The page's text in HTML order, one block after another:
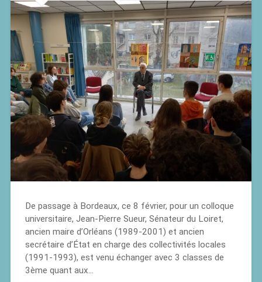
De passage à Bordeaux, ce 8 février, pour un colloque
universitaire, Jean-Pierre Sueur, Sénateur du Loiret,
ancien maire d’Orléans (1989-2001) et ancien
secrétaire d’État en charge des collectivités locales
(1991-1993), est venu échanger avec 3 classes de
3ème quant aux…